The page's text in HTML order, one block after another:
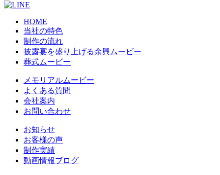
HOME
当社の特色
制作の流れ
披露宴を盛り上げる余興ムービー
葬式ムービー
メモリアルムービー
よくある質問
会社案内
お問い合わせ
お知らせ
お客様の声
制作実績
動画情報ブログ